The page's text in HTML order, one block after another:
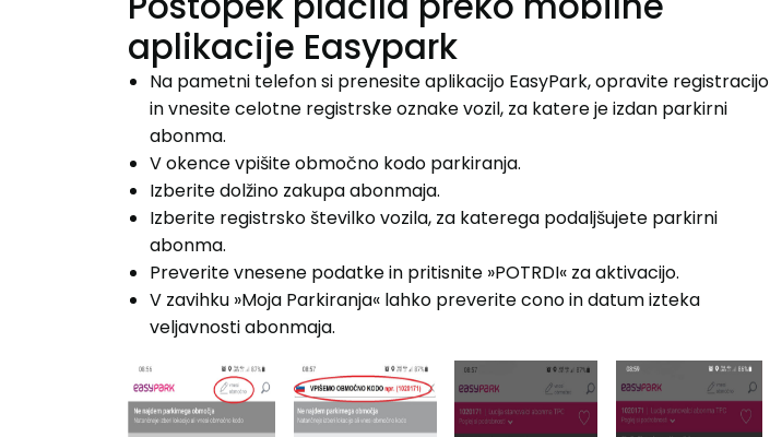
aplikacije Easypark
Na pametni telefon si prenesite aplikacijo EasyPark, opravite registracijo
in vnesite celotne registrske oznake vozil, za katere je izdan parkirni
abonma.
V okence vpišite območno kodo parkiranja.
Izberite dolžino zakupa abonmaja.
Izberite registrsko številko vozila, za katerega podaljšujete parkirni
abonma.
Preverite vnesene podatke in pritisnite »POTRDI« za aktivacijo.
V zavihku »Moja Parkiranja« lahko preverite cono in datum izteka
veljavnosti abonmaja.